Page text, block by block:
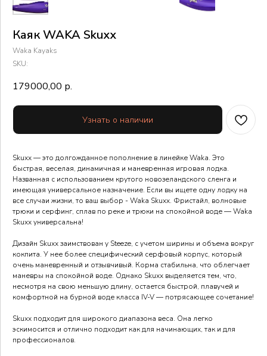
Каяк WAKA Skuхх
Waka Kayaks
SKU:
179000,00 р.
Узнать о наличии
Skuxx — это долгожданное пополнение в линейке Waka. Это
быстрая, веселая, динамичная и маневренная игровая лодка.
Названная с использованием крутого новозеландского сленга и
имеющая универсальное назначение. Если вы ищете одну лодку на
все случаи жизни, то ваш выбор - Waka Skuxx. Фристайл, волновые
трюки и серфинг, сплав по реке и трюки на спокойной воде — Waka
Skuxx универсальна!
Дизайн Skuxx заимствован у Steeze, с учетом ширины и объема вокруг
кокпита. У нее более специфический серфовый корпус, который
очень маневренный и отзывчивый. Корма стабильна, что облегчает
маневры на спокойной воде. Однако Skuxx выделяется тем, что,
несмотря на свою меньшую длину, остается быстрой, плавучей и
комфортной на бурной воде класса IV-V — потрясающее сочетание!
Skuxx подходит для широкого диапазона веса. Она легко
эскимосится и отлично подходит как для начинающих, так и для
профессионалов.